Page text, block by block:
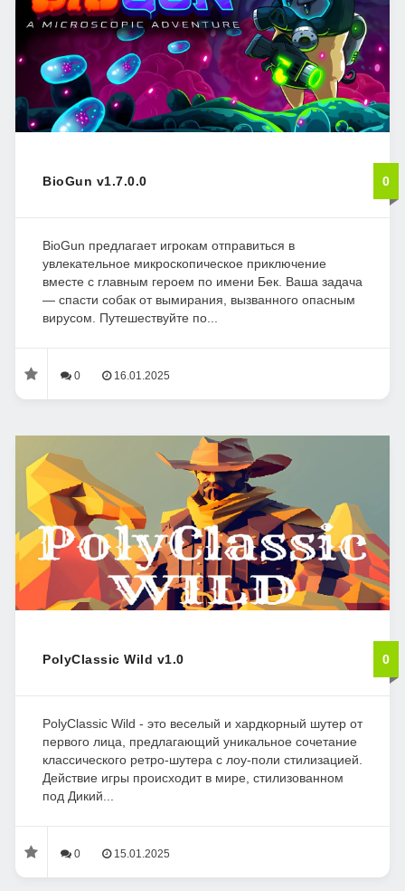
BioGun v1.7.0.0 0
BioGun предлагает игрокам отправиться в
увлекательное микроскопическое приключение
вместе с главным героем по имени Бек. Ваша задача
— спасти собак от вымирания, вызванного опасным
вирусом. Путешествуйте по...
0 16.01.2025
PolyClassic Wild v1.0 0
PolyClassic Wild - это веселый и хардкорный шутер от
первого лица, предлагающий уникальное сочетание
классического ретро-шутера с лоу-поли стилизацией.
Действие игры происходит в мире, стилизованном
под Дикий...
0 15.01.2025